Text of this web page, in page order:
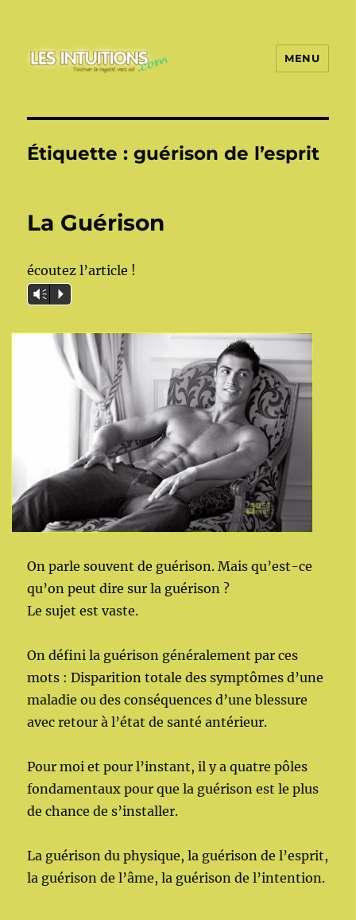
MENU
Étiquette :guérison de l’esprit
La Guérison
écoutez l’article !
Vm P
On parle souvent de guérison. Mais qu’est-ce
qu’on peut dire sur la guérison ?
Le sujet est vaste.
On défini la guérison généralement par ces
mots :Disparition totale des symptômes d’une
maladie ou des conséquences d’une blessure
avec retour à l’état de santé antérieur.
Pour moi et pour l’instant, il y a quatre pôles
fondamentaux pour que la guérison est le plus
de chance de s’installer.
La guérison du physique, la guérison de l’esprit,
la guérison de l’âme, la guérison de l’intention.